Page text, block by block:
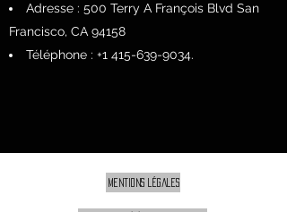
Adresse : 500 Terry A François Blvd San
Francisco, CA 94158
Téléphone : +1 415-639-9034.
Mentions légales